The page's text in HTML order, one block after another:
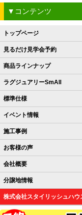
▼コンテンツ
トップページ
見るだけ見学会予約
商品ラインナップ
ラグジュアリーSmAll
標準仕様
イベント情報
施工事例
お客様の声
会社概要
分譲地情報
株式会社スタイリッシュハウ